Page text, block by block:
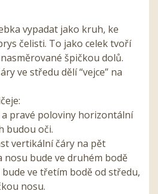
vypadat jako kruh, ke
čelisti. To jako celek tvoří
špičkou dolů.
ve středu dělí “vejce” na
a pravé poloviny horizontální
budou oči.
vertikální čáry na pět
nosu bude ve druhém bodě
ve třetím bodě od středu,
nosu.